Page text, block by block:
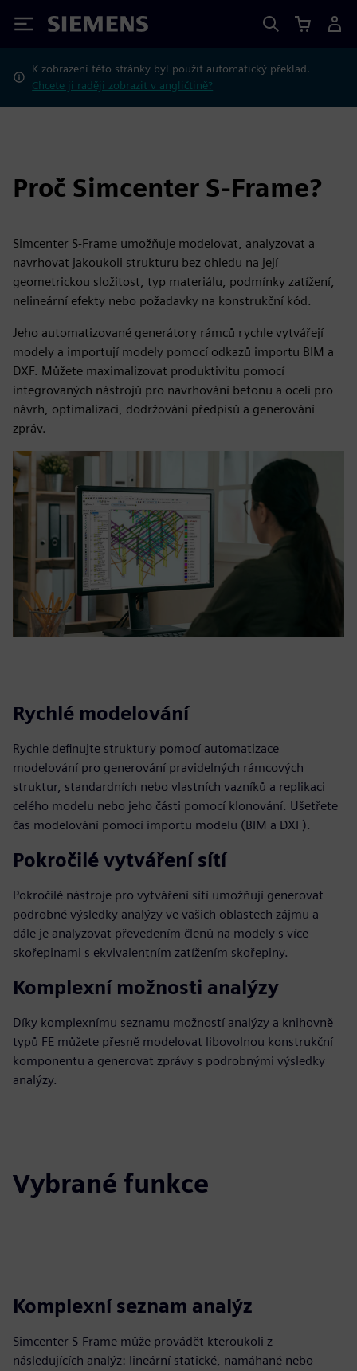
Siemens
K zobrazení této stránky byl použit automatický překlad.
Chcete ji raději zobrazit v angličtině?
Proč Simcenter S-Frame?
Simcenter S-Frame umožňuje modelovat, analyzovat a
navrhovat jakoukoli strukturu bez ohledu na její
geometrickou složitost, typ materiálu, podmínky zatížení,
nelineární efekty nebo požadavky na konstrukční kód.
Jeho automatizované generátory rámců rychle vytvářejí
modely a importují modely pomocí odkazů importu BIM a
DXF. Můžete maximalizovat produktivitu pomocí
integrovaných nástrojů pro navrhování betonu a oceli pro
návrh, optimalizaci, dodržování předpisů a generování
zpráv.
Rychlé modelování
Rychle definujte struktury pomocí automatizace
modelování pro generování pravidelných rámcových
struktur, standardních nebo vlastních vazníků a replikaci
celého modelu nebo jeho části pomocí klonování. Ušetřete
čas modelování pomocí importu modelu (BIM a DXF).
Pokročilé vytváření sítí
Pokročilé nástroje pro vytváření sítí umožňují generovat
podrobné výsledky analýzy ve vašich oblastech zájmu a
dále je analyzovat převedením členů na modely s více
skořepinami s ekvivalentním zatížením skořepiny.
Komplexní možnosti analýzy
Díky komplexnímu seznamu možností analýzy a knihovně
typů FE můžete přesně modelovat libovolnou konstrukční
komponentu a generovat zprávy s podrobnými výsledky
analýzy.
Vybrané funkce
Komplexní seznam analýz
Simcenter S-Frame může provádět kteroukoli z
následujících analýz: lineární statické, namáhané nebo